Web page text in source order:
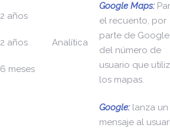
2 años
2 años
6 meses
Analítica
Google Maps:
el recuento, por
parte de
del número de
usuario que
los mapas.
Google: lanza un
mensaje al